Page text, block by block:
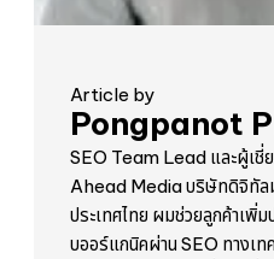
Article by
Pongpanot
SEO Team Lead และผู้เชี่
Ahead Media บริษัทดิจิทัล
ประเทศไทย ผมช่วยลูกค้าเพิ่
บออร์แกนิคผ่าน SEO ทางเ